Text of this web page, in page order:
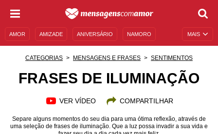
MAIS
AMOR AMIZADE ANIVERSÁRIO NAMORO
CATEGORIAS MENSAGENS E FRASES SENTIMENTOS
FRASES DE ILUMINAÇÃO
VER VÍDEO COMPARTILHAR
Separe alguns momentos do seu dia para uma ótima reflexão, através de
uma seleção de frases de iluminação. Que a luz possa invadir a sua vida e